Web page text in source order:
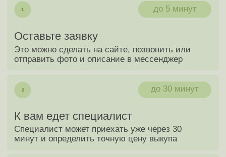
Получите ваши деньги
Получите сумму наличными или на карту в
Оценка автомобиля
Мы онлайн 24/7